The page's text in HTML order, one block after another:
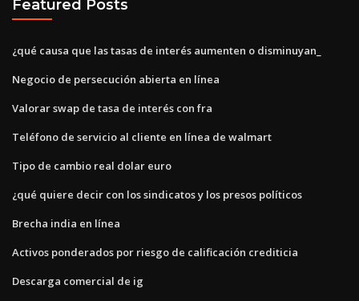
Featured Posts
¿qué causa que las tasas de interés aumenten o disminuyan_
Negocio de persecución abierta en línea
Valorar swap de tasa de interés con fra
Teléfono de servicio al cliente en línea de walmart
Tipo de cambio real dolar euro
¿qué quiere decir con los sindicatos y los presos políticos
Brecha india en línea
Activos ponderados por riesgo de calificación crediticia
Descarga comercial de ig